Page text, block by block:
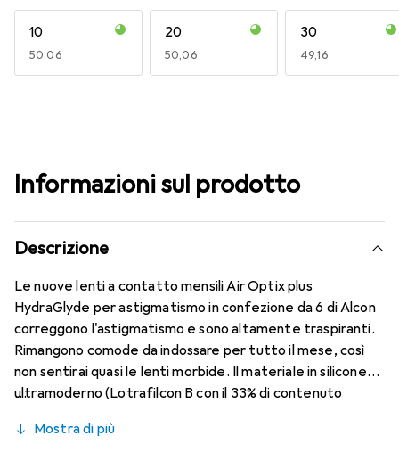
10
EUR
50,06
20
EUR
50,06
30
EUR
49,16
Informazioni sul prodotto
Descrizione
Le nuove lenti a contatto mensili Air Optix plus
HydraGlyde per astigmatismo in confezione da 6 di Alcon
correggono l'astigmatismo e sono altamente traspiranti.
Rimangono comode da indossare per tutto il mese, così
non sentirai quasi le lenti morbide. Il materiale in silicone
ultramoderno (Lotrafilcon B con il 33% di contenuto
Moisture Matrix e la nota tecnologia SmartShield,
Mostra di più